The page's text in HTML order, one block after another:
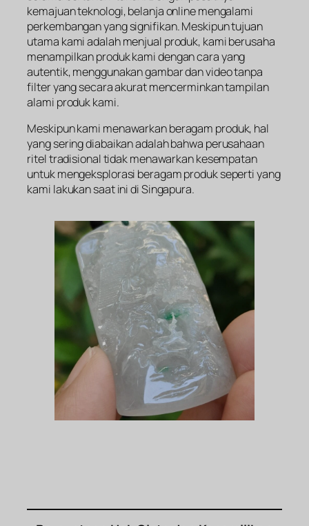
kemajuan teknologi, belanja online mengalami
perkembangan yang signifikan. Meskipun tujuan
utama kami adalah menjual produk, kami berusaha
menampilkan produk kami dengan cara yang
autentik, menggunakan gambar dan video tanpa
filter yang secara akurat mencerminkan tampilan
alami produk kami.
Meskipun kami menawarkan beragam produk, hal
yang sering diabaikan adalah bahwa perusahaan
ritel tradisional tidak menawarkan kesempatan
untuk mengeksplorasi beragam produk seperti yang
kami lakukan saat ini di Singapura.